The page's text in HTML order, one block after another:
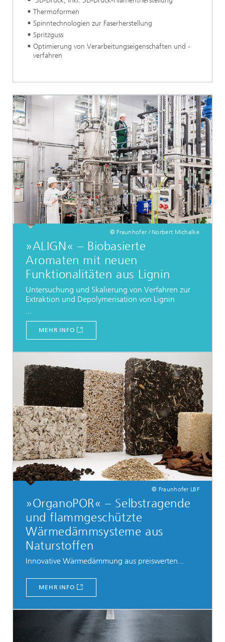
Thermoformen
Spinntechnologien zur Faserherstellung
Spritzguss
Optimierung von Verarbeitungseigenschaften und -
verfahren
© Fraunhofer / Norbert Michalke
»ALIGN« – Biobasierte
Aromaten mit neuen
Funktionalitäten aus Lignin
Untersuchung und Skalierung von Verfahren zur
Extraktion und Depolymerisation von Lignin
...
MEHR INFO
© Fraunhofer LBF
»OrganoPOR« – Selbstragende
und flammgeschützte
Wärmedämmsysteme aus
Naturstoffen
Innovative Wärmedämmung aus preiswerten...
MEHR INFO